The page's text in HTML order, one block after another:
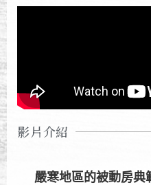
影片介紹
嚴寒地區的被動房典